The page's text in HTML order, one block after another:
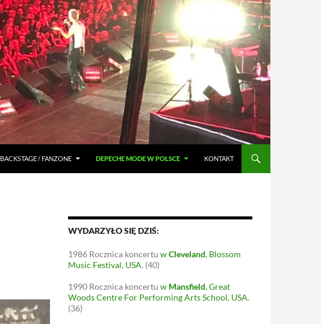
BACKSTAGE / FANZONE DEPECHE MODE W POLSCE KONTAKT
WYDARZYŁO SIĘ DZIŚ:
1986 Rocznica koncertu wCleveland, Blossom
Music Festival, USA. (40)
1990 Rocznica koncertu w Mansfield, Great
Woods Centre For Performing Arts School, USA.
(36)